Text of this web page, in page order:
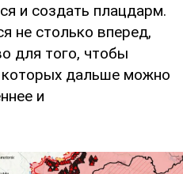
и создать плацдарм.
не столько вперед,
для того, чтобы
дальше можно
и